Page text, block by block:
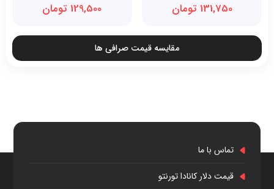
131,750 تومان 129,500 تومان
مقایسه قیمت صرافی ها
تماس با ما
قیمت دلار کانادا تورنتو